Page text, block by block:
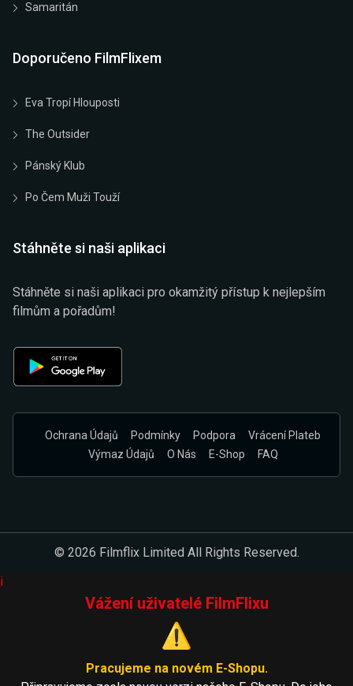
Samaritán
Doporučeno FilmFlixem
Eva Tropí Hlouposti
The Outsider
Pánský Klub
Po Čem Muži Touží
Stáhněte si naši aplikaci
Stáhněte si naši aplikaci pro okamžitý přístup k nejlepším
filmům a pořadům!
Ochrana Údajů Podmínky Podpora
Vrácení Plateb
Výmaz Údajů
O Nás E-Shop FAQ
© 2026 Filmflix Limited All Rights Reserved.
i
Vážení uživatelé FilmFlixu
⚠️
Pracujeme na novém E-Shopu.